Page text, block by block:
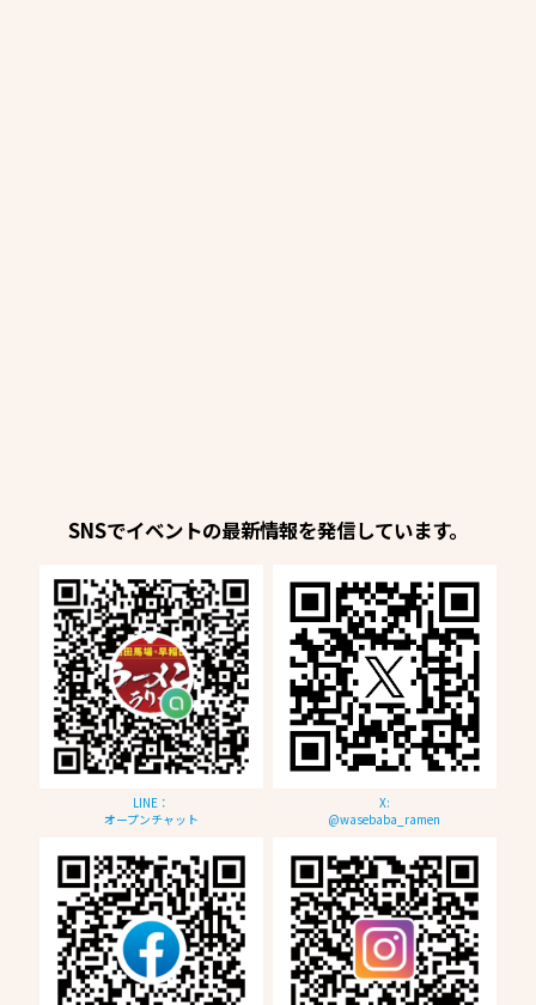
SNSでイベントの最新情報を発信しています。
LINE：
オープンチャット
X:
@wasebaba_ramen